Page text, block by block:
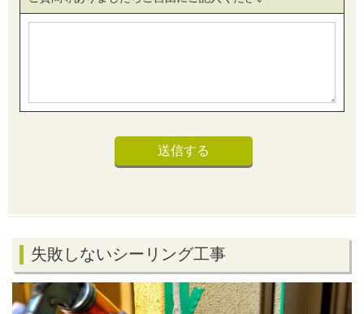
失敗しないシーリング工事